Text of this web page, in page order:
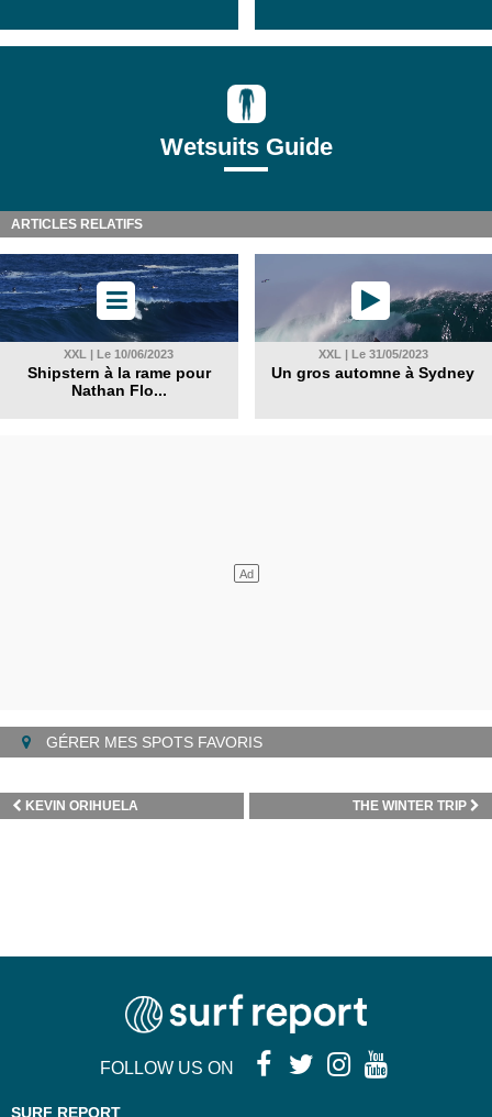
Wetsuits Guide
ARTICLES RELATIFS
XXL | Le 10/06/2023
Shipstern à la rame pour
Nathan Flo...
XXL | Le 31/05/2023
Un gros automne à Sydney
GÉRER MES SPOTS FAVORIS
THE WINTER TRIP
KEVIN ORIHUELA
FOLLOW US ON
SURF REPORT